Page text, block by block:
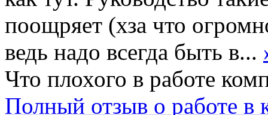
поощряет (хза что
ведь надо всегда быть в...
Что плохого в работе
Полный отзыв о работе в